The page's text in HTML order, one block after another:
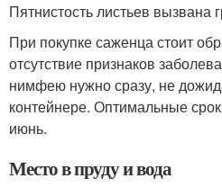
Пятнистость листьев вызвана
При покупке саженца стоит
отсутствие признаков
нимфею нужно сразу, не
контейнере. Оптимальные
июнь.
Место в пруду и вода